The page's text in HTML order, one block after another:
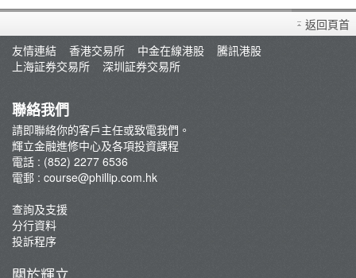
簡介
輝立課程
講師
條款及細則
郭樹鈿博士股票期權策略班
George Au期權實戰技巧分享班
咖啡拉花工作坊
返回頁首
友情連結
香港交易所 中金在線港股
騰訊港股
上海証券交易所
深圳証券交易所
聯絡我們
請即聯絡你的客戶主任或致電我們。
輝立金融進修中心及各項投資課程
電話 : (852) 2277 6536
電郵 : course@phillip.com.hk
查詢及支援
分行資料
投訴程序